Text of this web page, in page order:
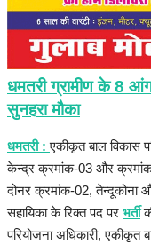
प्रमुख खबर
हेल्थ
Language
English hindi
धमतरी ग्रामीण के 8
सुनहरा मौका
धमतरी : एकीकृत बाल विकास
केन्द्र क्रमांक-03 और क्रमांक-
दोनर क्रमांक-02, तेन्दूकोना
सहायिका के रिक्त पद पर भर्ती
परियोजना अधिकारी, एकीकृत